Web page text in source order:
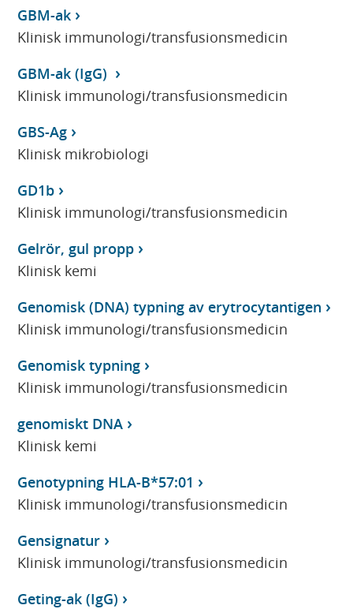
GBM-ak
Klinisk immunologi/transfusionsmedicin
GBM-ak (IgG)
Klinisk immunologi/transfusionsmedicin
GBS-Ag
Klinisk mikrobiologi
GD1b
Klinisk immunologi/transfusionsmedicin
Gelrör, gul propp
Klinisk kemi
Genomisk (DNA) typning av erytrocytantigen
Klinisk immunologi/transfusionsmedicin
Genomisk typning
Klinisk immunologi/transfusionsmedicin
genomiskt DNA
Klinisk kemi
Genotypning HLA-B*57:01
Klinisk immunologi/transfusionsmedicin
Gensignatur
Klinisk immunologi/transfusionsmedicin
Geting-ak (IgG)